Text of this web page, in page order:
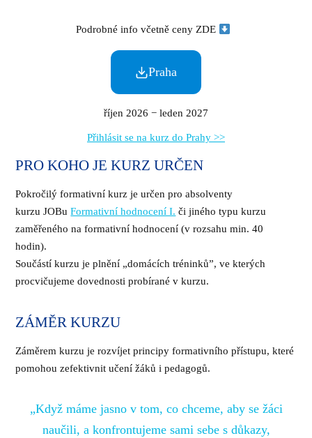
Podrobné info včetně ceny ZDE
Praha
říjen 2026 − leden 2027
Přihlásit se na kurz do Prahy >>
PRO KOHO JE KURZ URČEN
Pokročilý formativní kurz je určen pro absolventy
kurzu JOBuFormativní hodnocení I. či jiného typu kurzu
zaměřeného na formativní hodnocení (v rozsahu min. 40
hodin).
Součástí kurzu je plnění „domácích tréninků”, ve kterých
procvičujeme dovednosti probírané v kurzu.
ZÁMĚR KURZU
Záměrem kurzu je rozvíjet principy formativního přístupu, které
pomohou zefektivnit učení žáků i pedagogů.
„Když máme jasno v tom, co chceme, aby se žáci
naučili, a konfrontujeme sami sebe s důkazy,